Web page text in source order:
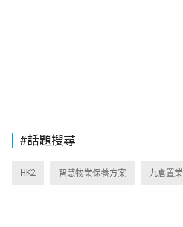
#話題搜尋
HK2 智慧物業保養方案 九倉置業